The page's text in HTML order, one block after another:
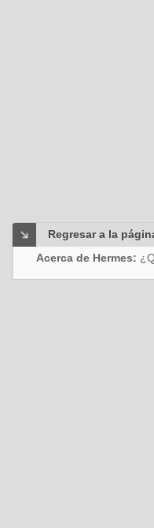
Regresar a la
Acerca de Hermes: